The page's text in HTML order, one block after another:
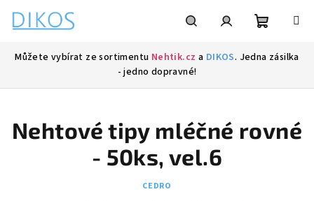
obsah
Můžete vybírat ze sortimentu Nehtik.cz a DIKOS. Jedna zásilka
- jedno dopravné!
Nehtové tipy mléčné rovné
- 50ks, vel.6
CEDRO